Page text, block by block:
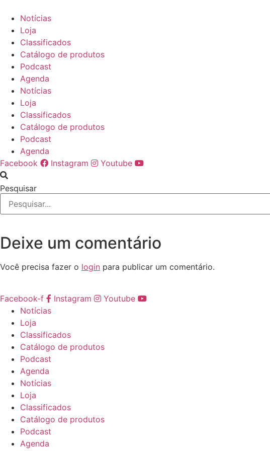
para
conteúdo
Notícias
Loja
Classificados
Catálogo de produtos
Podcast
Agenda
Notícias
Loja
Classificados
Catálogo de produtos
Podcast
Agenda
Facebook
Instagram Youtube
Pesquisar
Deixe um comentário
Você precisa fazer o login para publicar um comentário.
Facebook-f Instagram
Youtube
Notícias
Loja
Classificados
Catálogo de produtos
Podcast
Agenda
Notícias
Loja
Classificados
Catálogo de produtos
Podcast
Agenda